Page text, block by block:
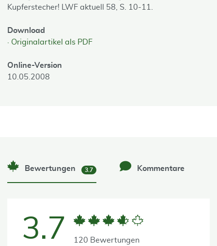
Kupferstecher! LWF aktuell 58, S. 10-11.
Download
Originalartikel als PDF
Online-Version
10.05.2008
Bewertungen 3.7 Kommentare
3.7 120 Bewertungen